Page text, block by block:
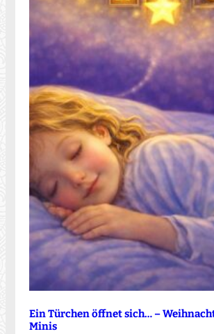
Ein Türchen öffnet sich… –
Minis